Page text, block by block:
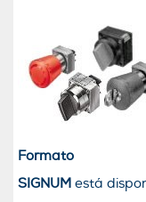
Formato
SIGNUM está